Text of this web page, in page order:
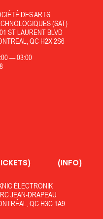
DES ARTS
(SAT)
ST LAURENT BLVD
QC H2X 2S6
—03:00
ÉLECTRONIK
JEAN-DRAPEAU
QC H3C 1A9
(INFO)